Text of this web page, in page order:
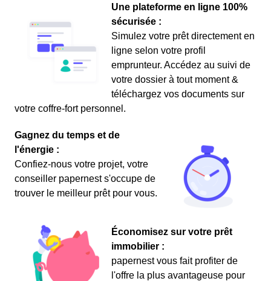
Une plateforme en ligne 100%
sécurisée :
Simulez votre prêt directement en
ligne selon votre profil
emprunteur. Accédez au suivi de
votre dossier à tout moment &
téléchargez vos documents sur
votre coffre-fort personnel.
Gagnez du temps et de
l'énergie :
Confiez-nous votre projet, votre
conseiller papernest s'occupe de
trouver le meilleur prêt pour vous.
Économisez sur votre prêt
immobilier :
papernest vous fait profiter de
l'offre la plus avantageuse pour